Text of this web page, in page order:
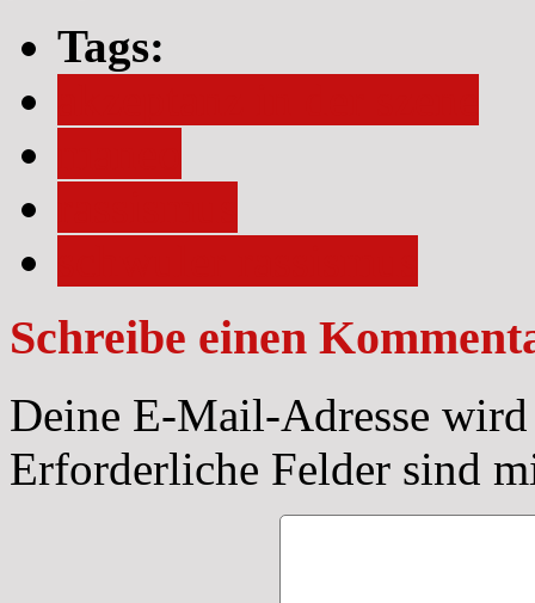
Tags:
Schreibe einen
Deine E-Mail-Adresse
Erforderliche Felder sind